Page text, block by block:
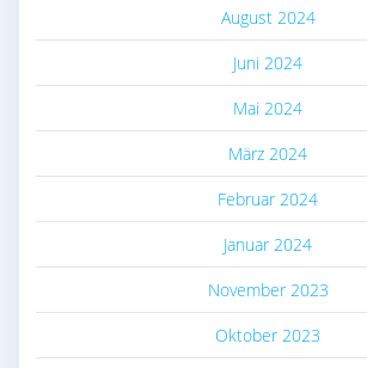
August 2024
Juni 2024
Mai 2024
März 2024
Februar 2024
Januar 2024
November 2023
Oktober 2023